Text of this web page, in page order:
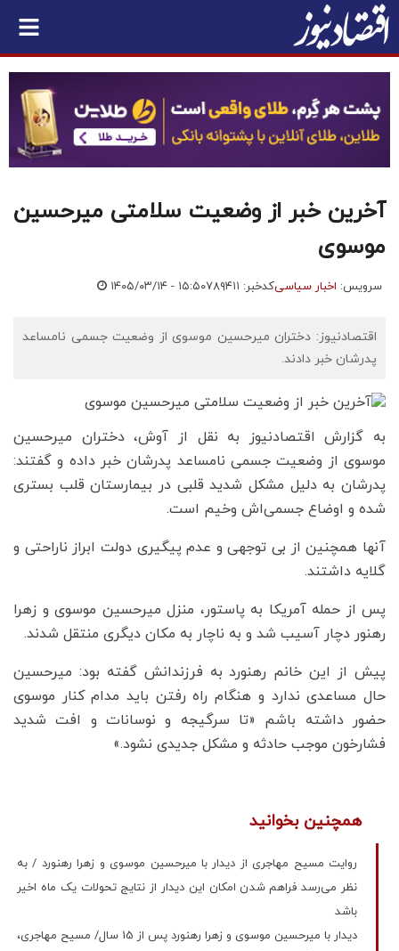
آخرین خبر از وضعیت سلامتی میرحسین
موسوی
سرویس: اخبار سیاسیکدخبر: ۷۸۹۴۱۱ ۱۴۰۵/۰۳/۱۴ - ۱۵:۵۰
اقتصادنیوز: دختران میرحسین موسوی از وضعیت جسمی نامساعد
پدرشان خبر دادند.
به گزارش اقتصادنیوز به نقل از آوش، دختران میرحسین
موسوی از وضعیت جسمی نامساعد پدرشان خبر داده‌ و گفتند:
پدرشان به دلیل مشکل شدید قلبی در بیمارستان قلب بستری
شده و اوضاع جسمی‌اش وخیم است.
آنها همچنین از بی توجهی و عدم پیگیری دولت ابراز ناراحتی و
گلایه داشتند.
پس از حمله آمریکا به پاستور، منزل میرحسین موسوی و زهرا
رهنور دچار آسیب شد و به ناچار به مکان دیگری منتقل شدند.
پیش از این خانم رهنورد به فرزندانش گفته بود: میرحسین
حال مساعدی ندارد و هنگام راه رفتن باید مدام کنار موسوی
حضور داشته باشم «تا سرگیجه و نوسانات و افت شدید
فشارخون موجب حادثه و مشکل جدیدی نشود.»
همچنین بخوانید
روایت مسیح مهاجری از دیدار با میرحسین موسوی و زهرا رهنورد / به
نظر می‌رسد فراهم شدن امکان این دیدار از نتایج تحولات یک ماه اخیر
باشد
دیدار با میرحسین موسوی و زهرا رهنورد پس از 15 سال/ مسیح مهاجری،